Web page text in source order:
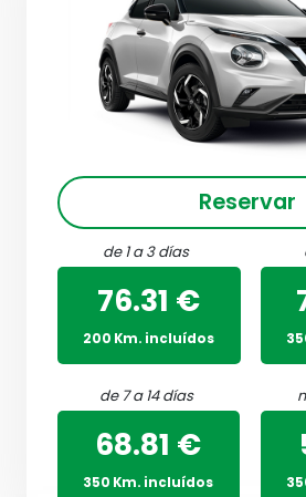
Reservar
de 1 a 3 días
76.31 €
200 Km. incluídos
de 7 a 14 días
68.81 €
350 Km. incluídos